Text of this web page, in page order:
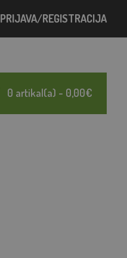
PRIJAVA/REGISTRACIJA
0 artikal(a) - 0,00€